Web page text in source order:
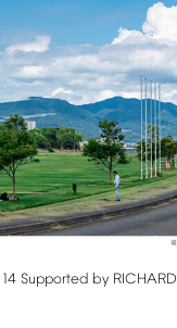
14 Supported by RICHARD